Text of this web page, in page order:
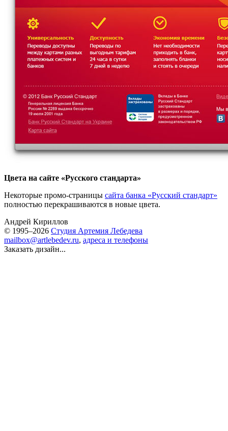
Цвета на сайте «Русского стандарта»
Некоторые промо-страницы сайта банка «Русский стандарт»
полностью перекрашиваются в новые цвета.
Андрей Кириллов
© 1995–2026 Студия Артемия Лебедева
mailbox@artlebedev.ru, адреса и телефоны
Заказать дизайн...